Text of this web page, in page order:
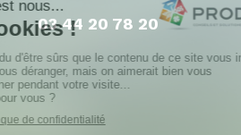
03 44 20 78 20